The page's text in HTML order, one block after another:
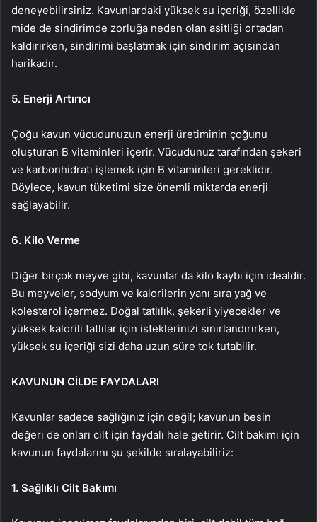
deneyebilirsiniz. Kavunlardaki yüksek su içeriği, özellikle
mide de sindirimde zorluğa neden olan asitliği ortadan
kaldırırken, sindirimi başlatmak için sindirim açısından
harikadır.
5. Enerji Artırıcı
Çoğu kavun vücudunuzun enerji üretiminin çoğunu
oluşturan B vitaminleri içerir. Vücudunuz tarafından şekeri
ve karbonhidratı işlemek için B vitaminleri gereklidir.
Böylece, kavun tüketimi size önemli miktarda enerji
sağlayabilir.
6. Kilo Verme
Diğer birçok meyve gibi, kavunlar da kilo kaybı için idealdir.
Bu meyveler, sodyum ve kalorilerin yanı sıra yağ ve
kolesterol içermez. Doğal tatlılık, şekerli yiyecekler ve
yüksek kalorili tatlılar için isteklerinizi sınırlandırırken,
yüksek su içeriği sizi daha uzun süre tok tutabilir.
KAVUNUN CİLDE FAYDALARI
Kavunlar sadece sağlığınız için değil; kavunun besin
değeri de onları cilt için faydalı hale getirir. Cilt bakımı için
kavunun faydalarını şu şekilde sıralayabiliriz:
1. Sağlıklı Cilt Bakımı